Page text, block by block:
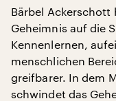
Bärbel Ackerschott
Geheimnis auf die
Kennenlernen,
menschlichen
greifbarer. In dem
schwindet das